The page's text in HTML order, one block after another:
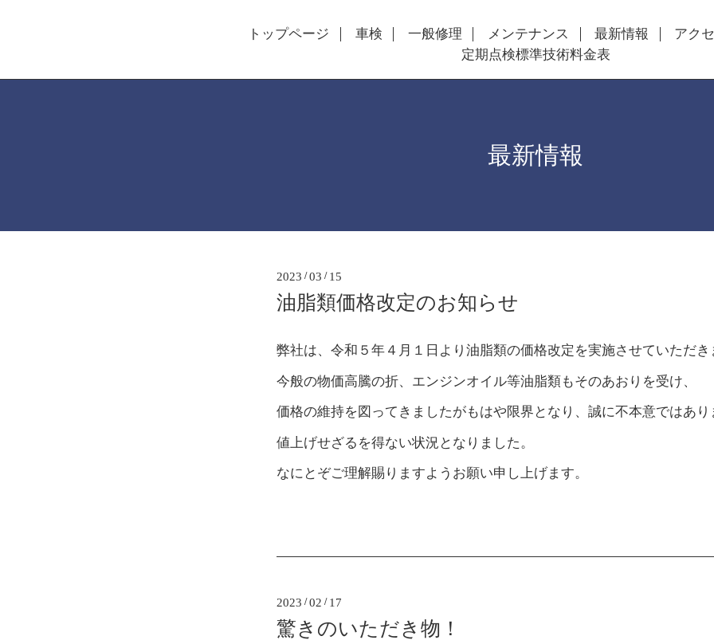
トップページ 車検 一般修理 メンテナンス 最新情報
アク
定期点検標準技術料金表
最新情報
2023 /03 / 15
油脂類価格改定のお知らせ
弊社は、令和５年４月１日より油脂類の価格改定を実施させていただき
今般の物価高騰の折、エンジンオイル等油脂類もそのあおりを受け、
価格の維持を図ってきましたがもはや限界となり、誠に不本意ではあり
値上げせざるを得ない状況となりました。
なにとぞご理解賜りますようお願い申し上げます。
2023 /02 / 17
驚きのいただき物！